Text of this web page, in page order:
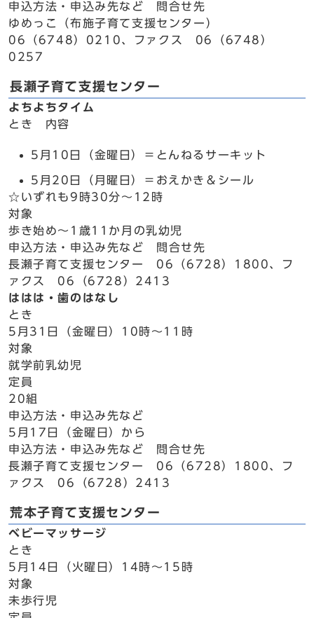
申込方法・申込み先など 問合せ先
ゆめっこ（布施子育て支援センター）
06（6748）0210、ファクス 06（6748）
0257
長瀬子育て支援センター
よちよちタイム
とき 内容
5月10日（金曜日）＝とんねるサーキット
5月20日（月曜日）＝おえかき＆シール
☆いずれも9時30分～12時
対象
歩き始め～1歳11か月の乳幼児
申込方法・申込み先など 問合せ先
長瀬子育て支援センター 06（6728）1800、フ
ァクス 06（6728）2413
ははは・歯のはなし
とき
5月31日（金曜日）10時～11時
対象
就学前乳幼児
定員
20組
申込方法・申込み先など
5月17日（金曜日）から
申込方法・申込み先など 問合せ先
長瀬子育て支援センター 06（6728）1800、フ
ァクス 06（6728）2413
荒本子育て支援センター
ベビーマッサージ
とき
5月14日（火曜日）14時～15時
対象
未歩行児